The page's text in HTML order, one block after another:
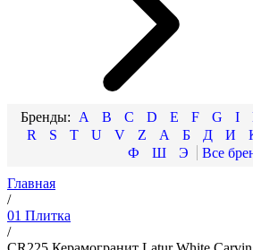
A B C D E F G I
R
S T U V Z А Б Д И
Ф
Ш
Э
Главная
/
01 Плитка
/